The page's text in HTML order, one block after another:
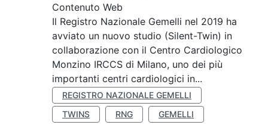
Contenuto Web
Il Registro Nazionale Gemelli nel 2019 ha
avviato un nuovo studio (Silent-Twin) in
collaborazione con il Centro Cardiologico
Monzino IRCCS di Milano, uno dei più
importanti centri cardiologici in...
REGISTRO NAZIONALE GEMELLI
TWINS
RNG GEMELLI